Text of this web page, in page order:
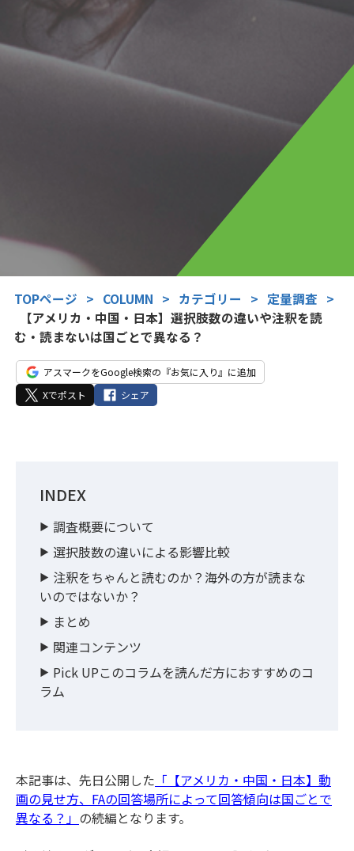
TOPページ > COLUMN > カテゴリー > 定量調査 >
【アメリカ・中国・日本】選択肢数の違いや注釈を読
む・読まないは国ごとで異なる？
アスマークをGoogle検索の『お気に入り』に追加
Xでポスト
シェア
INDEX
調査概要について
選択肢数の違いによる影響比較
注釈をちゃんと読むのか？海外の方が読まな
いのではないか？
まとめ
関連コンテンツ
Pick UPこのコラムを読んだ方におすすめのコ
ラム
本記事は、先日公開した 「【アメリカ・中国・日本】動
画の見せ方、FAの回答場所によって回答傾向は国ごとで
異なる？」 の続編となります。